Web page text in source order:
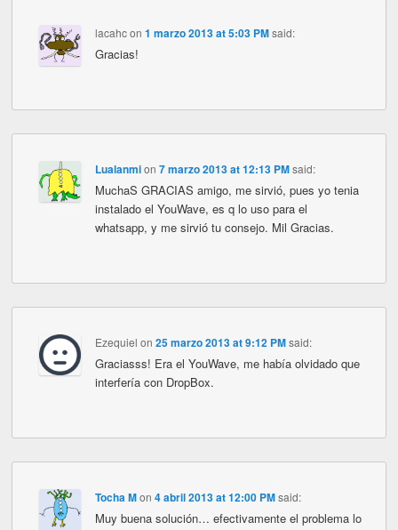
lacahcon 1 marzo 2013 at 5:03 PM said:
Gracias!
Lualanmion 7 marzo 2013 at 12:13 PM said:
MuchaS GRACIAS amigo, me sirvió, pues yo tenia
instalado el YouWave, es q lo uso para el
whatsapp, y me sirvió tu consejo. Mil Gracias.
Ezequiel on 25 marzo 2013 at 9:12 PM said:
Graciasss! Era el YouWave, me había olvidado que
interfería con DropBox.
Tocha Mon 4 abril 2013 at 12:00 PM said:
Muy buena solución… efectivamente el problema lo